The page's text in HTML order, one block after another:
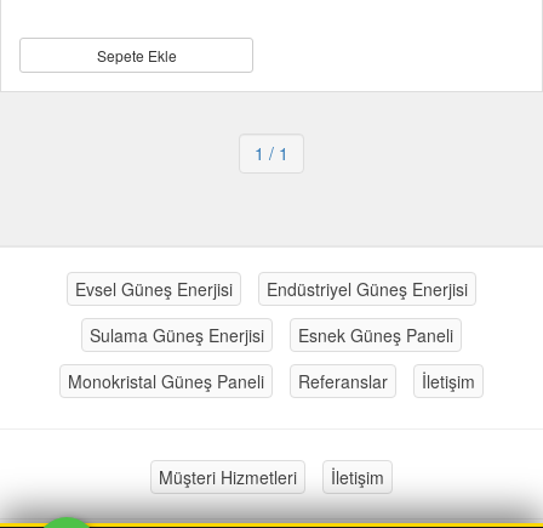
Sepete Ekle
1 / 1
Evsel Güneş Enerjisi
Endüstriyel Güneş Enerjisi
Sulama Güneş Enerjisi
Esnek Güneş Paneli
Monokristal Güneş Paneli
Referanslar İletişim
Müşteri Hizmetleri İletişim